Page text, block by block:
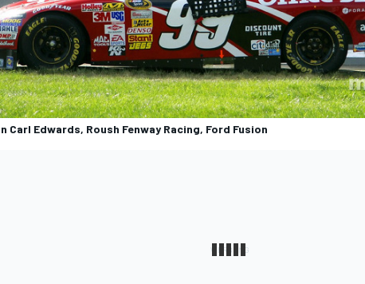
Carl Edwards, Roush Fenway Racing, Ford Fusion